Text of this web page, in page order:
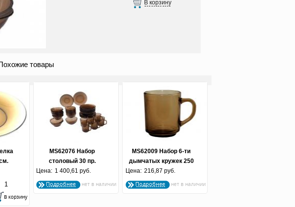
товары
MS62076 Набор
столовый 30 пр.
Базилико дымка
Цена: 1 400,61 руб.
Подробнее
MS62009 Набор 6-ти
дымчатых кружек 250
мл. (62008) в лотке
Цена: 216,87 руб.
Подробнее